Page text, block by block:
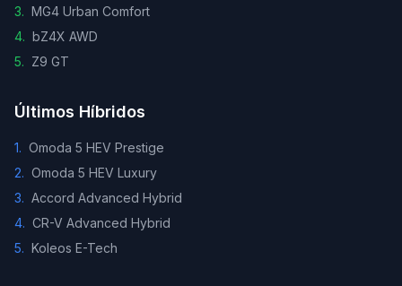
3. MG4 Urban Comfort
4. bZ4X AWD
5. Z9 GT
Últimos Híbridos
1. Omoda 5 HEV Prestige
2. Omoda 5 HEV Luxury
3. Accord Advanced Hybrid
4. CR-V Advanced Hybrid
5. Koleos E-Tech